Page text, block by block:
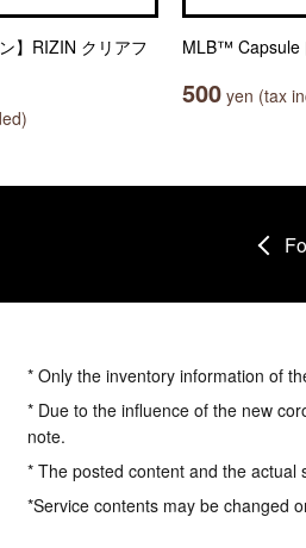
】RIZIN クリアフ
MLB™ Capsule
500 yen (tax
* Only the inventory information of
* Due to the influence of the new
note.
* The posted content and the actual
*Service contents may be changed